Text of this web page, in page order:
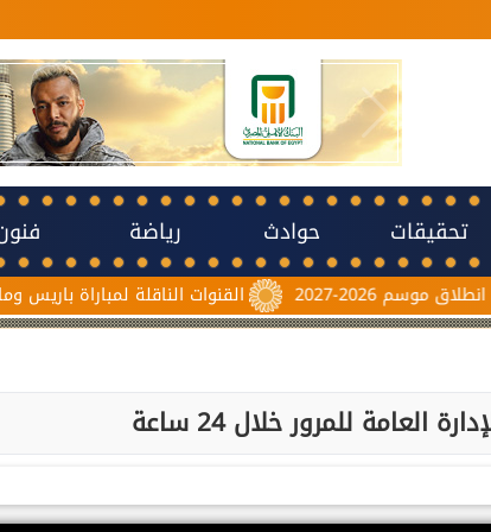
تحقيقات حوادث رياضة
القنوات الناقلة لمباراة باريس 2027
العامة للمرور خلال 24 ساعة